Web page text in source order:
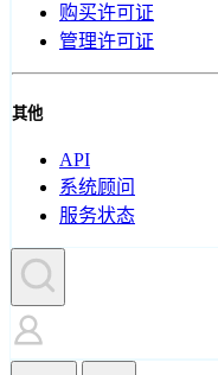
购买许可证
管理许可证
其他
API
系统顾问
服务状态